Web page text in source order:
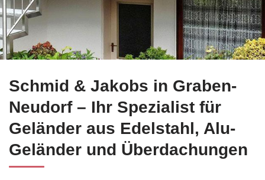
☀️Schmid-Jakobs.de in Graben-Neudorf übernimmt
Schmid & Jakobs in Graben-
Neudorf – Ihr Spezialist für
Geländer aus Edelstahl, Alu-
Geländer und Überdachungen